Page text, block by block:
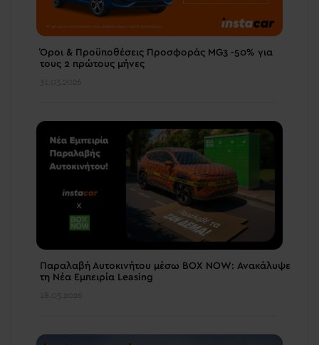
Όροι & Προϋποθέσεις Προσφοράς MG3 -50% για
τους 2 πρώτους μήνες
31.03.2026
Παραλαβή Αυτοκινήτου μέσω BOX NOW: Ανακάλυψε
τη Νέα Εμπειρία Leasing
18.03.2026